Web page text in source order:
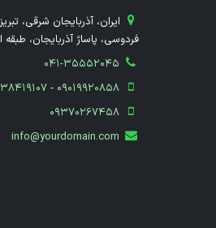
ایران، آذربایجان شرقی،
فردوسی، پاساژ آذربایجان، طبقه
041-35552045
-09019920858
09370267458
info@yourdomain.com